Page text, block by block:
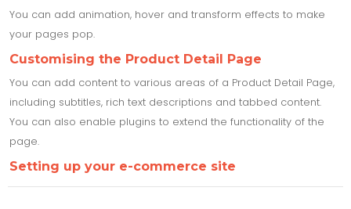
You can add animation, hover and transform effects to make
your pages pop.
Customising the Product Detail Page
You can add content to various areas of a Product Detail Page,
including subtitles, rich text descriptions and tabbed content.
You can also enable plugins to extend the functionality of the
page.
Setting up your e-commerce site